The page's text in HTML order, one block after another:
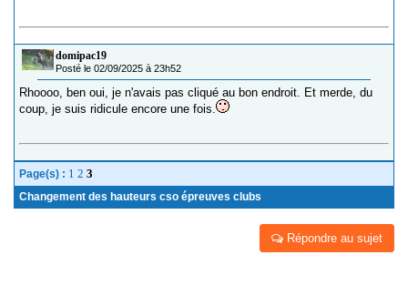
domipac19
Posté le 02/09/2025 à 23h52
Rhoooo, ben oui, je n'avais pas cliqué au bon endroit. Et merde, du
coup, je suis ridicule encore une fois.
Page(s) : 1 2 3
Changement des hauteurs cso épreuves clubs
Répondre au sujet